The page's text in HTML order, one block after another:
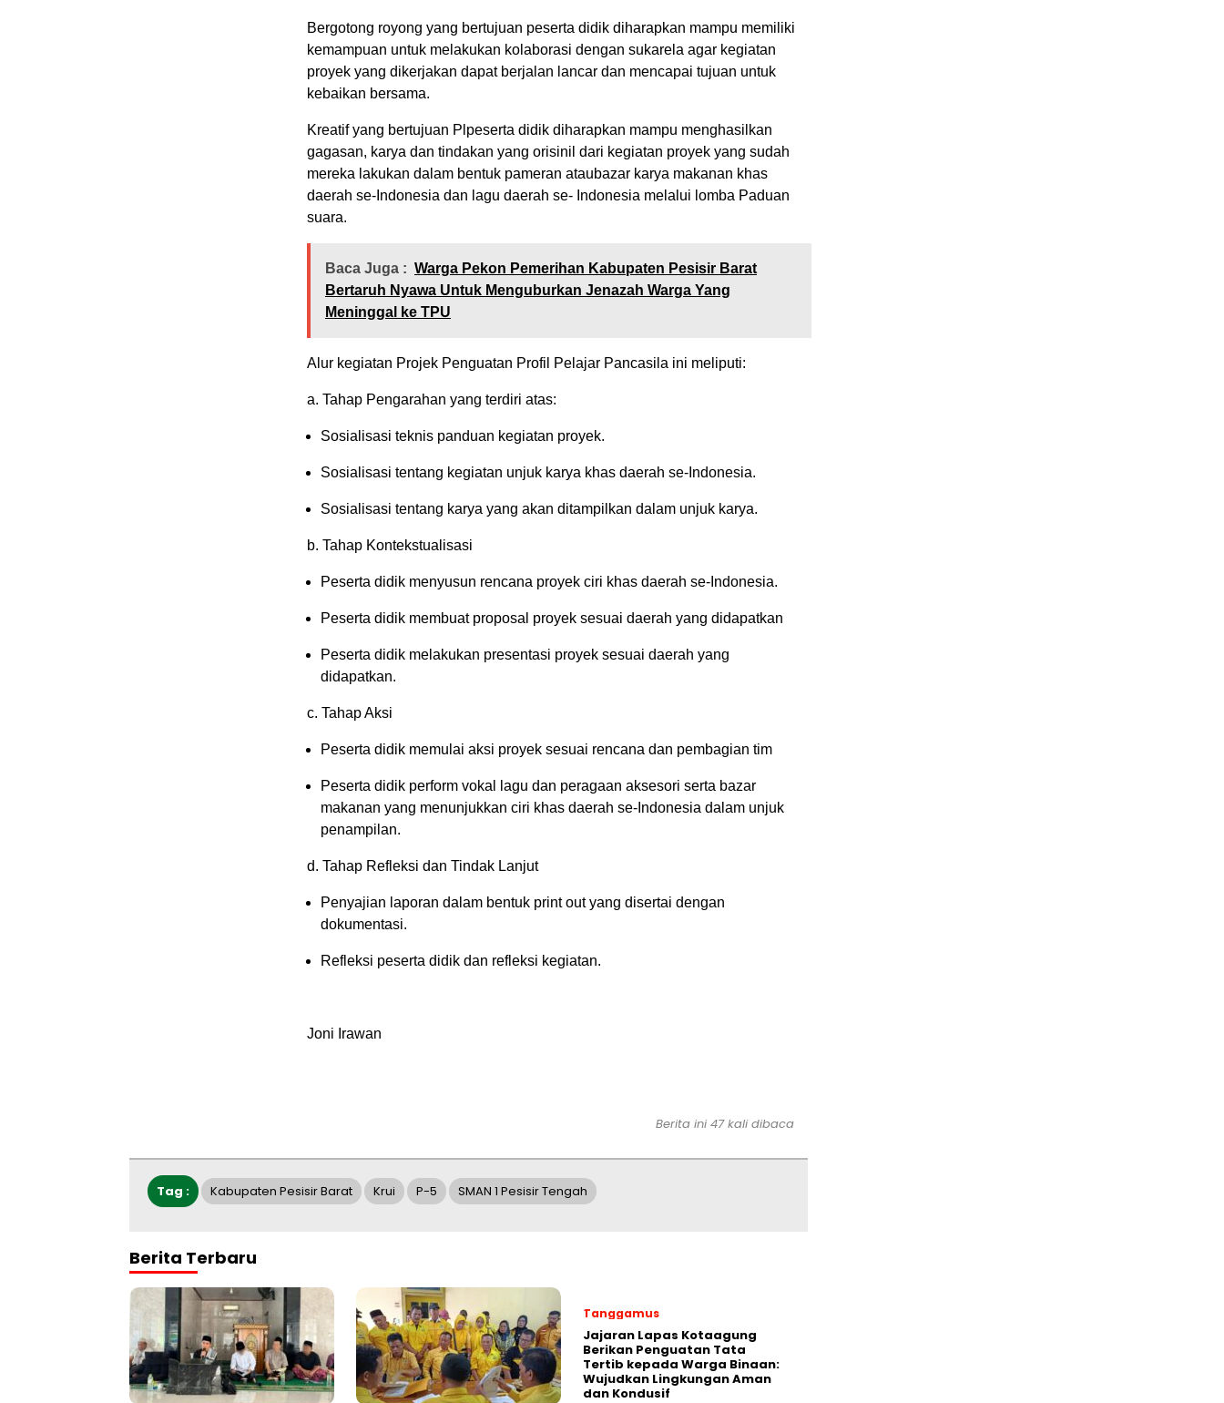
Bergotong royong yang bertujuan peserta didik diharapkan mampu memiliki
kemampuan untuk melakukan kolaborasi dengan sukarela agar kegiatan
proyek yang dikerjakan dapat berjalan lancar dan mencapai tujuan untuk
kebaikan bersama.
Kreatif yang bertujuan Plpeserta didik diharapkan mampu menghasilkan
gagasan, karya dan tindakan yang orisinil dari kegiatan proyek yang sudah
mereka lakukan dalam bentuk pameran ataubazar karya makanan khas
daerah se-Indonesia dan lagu daerah se- Indonesia melalui lomba Paduan
suara.
Baca Juga : Warga Pekon Pemerihan Kabupaten Pesisir Barat
Bertaruh Nyawa Untuk Menguburkan Jenazah Warga Yang
Meninggal ke TPU
Alur kegiatan Projek Penguatan Profil Pelajar Pancasila ini meliputi:
a. Tahap Pengarahan yang terdiri atas:
Sosialisasi teknis panduan kegiatan proyek.
Sosialisasi tentang kegiatan unjuk karya khas daerah se-Indonesia.
Sosialisasi tentang karya yang akan ditampilkan dalam unjuk karya.
b. Tahap Kontekstualisasi
Peserta didik menyusun rencana proyek ciri khas daerah se-Indonesia.
Peserta didik membuat proposal proyek sesuai daerah yang didapatkan
Peserta didik melakukan presentasi proyek sesuai daerah yang
didapatkan.
c. Tahap Aksi
Peserta didik memulai aksi proyek sesuai rencana dan pembagian tim
Peserta didik perform vokal lagu dan peragaan aksesori serta bazar
makanan yang menunjukkan ciri khas daerah se-Indonesia dalam unjuk
penampilan.
d. Tahap Refleksi dan Tindak Lanjut
Penyajian laporan dalam bentuk print out yang disertai dengan
dokumentasi.
Refleksi peserta didik dan refleksi kegiatan.
Joni Irawan
Berita ini 47 kali dibaca
Tag : Kabupaten Pesisir Barat Krui P-5 SMAN 1 Pesisir Tengah
Berita Terbaru
Tanggamus
Jajaran Lapas Kotaagung
Berikan Penguatan Tata
Tertib kepada Warga Binaan:
Wujudkan Lingkungan Aman
dan Kondusif